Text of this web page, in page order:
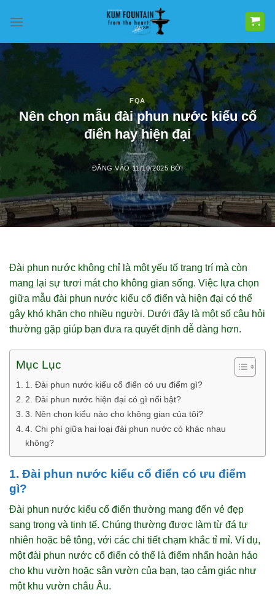
qua
dung
FQA
Nên chọn mẫu đài phun nước kiểu cổ
điển hay hiện đại
ĐĂNG VÀO11/10/2025 BỞI
Đài phun nước không chỉ là một yếu tố trang trí mà còn
mang lại sự tươi mát cho không gian sống. Việc lựa chọn
giữa mẫu đài phun nước kiểu cổ điển và hiện đại có thể
gây khó khăn cho nhiều người. Dưới đây là một số câu hỏi
thường gặp giúp bạn đưa ra quyết định dễ dàng hơn.
Mục Lục
1. Đài phun nước kiểu cổ điển có ưu điểm gì?
2. Đài phun nước hiện đại có gì nổi bật?
3. Nên chọn kiểu nào cho không gian của tôi?
4. Chi phí giữa hai loại đài phun nước có khác nhau
không?
1. Đài phun nước kiểu cổ điển có ưu điểm
gì?
Đài phun nước kiểu cổ điển thường mang đến vẻ đẹp
sang trọng và tinh tế. Chúng thường được làm từ đá tự
nhiên hoặc bê tông, với các chi tiết chạm khắc tỉ mỉ. Ví dụ,
một đài phun nước cổ điển có thể là điểm nhấn hoàn hảo
cho khu vườn hoặc sân vườn của bạn, tạo cảm giác như
một khu vườn châu Âu.